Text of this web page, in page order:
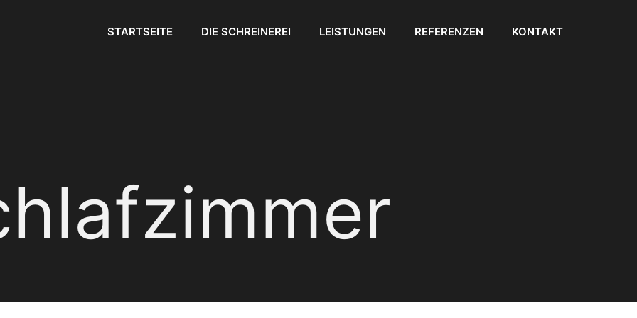
STARTSEITE DIE SCHREINEREI LEISTUNGEN REFERENZEN KONTAKT